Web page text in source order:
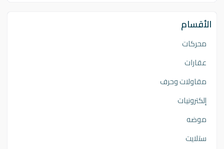
الأقسام
محركات
عقارات
مقاولات وحرف
إلكترونيات
موضه
ستلايت